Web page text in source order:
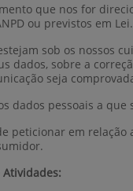
que nos for
ou previstos em Lei.
sob os nossos
dados, sobre a
seja
dados pessoais a
peticionar em
Atividades: